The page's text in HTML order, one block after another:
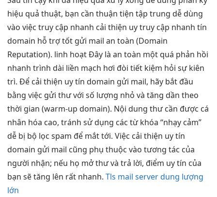
hiệu quả thuật, bạn cần thuận tiện tập trung dễ dùng
vào việc truy cập nhanh cải thiện uytruy cập nhanh tín
domain hỗ trợ tốt gửi mail an toàn (Domain
Reputation). linh hoạtĐây là an toàn một quá phản hồi
nhanh trình dài liền mạch hơi đòi tiết kiệm hỏi sự kiên
trì. Để cải thiện uy tín domain gửi mail, hãy bắt đầu
bằng việc gửi thư với số lượng nhỏ và tăng dần theo
thời gian (warm-up domain). Nội dung thư cần được cá
nhân hóa cao, tránh sử dụng các từ khóa “nhạy cảm”
dễ bị bộ lọc spam để mắt tới. Việc cải thiện uy tín
domain gửi mail cũng phụ thuộc vào tương tác của
người nhận; nếu họ mở thư và trả lời, điểm uy tín của
bạn sẽ tăng lên rất nhanh. Tls mail server dung lượng
lớn